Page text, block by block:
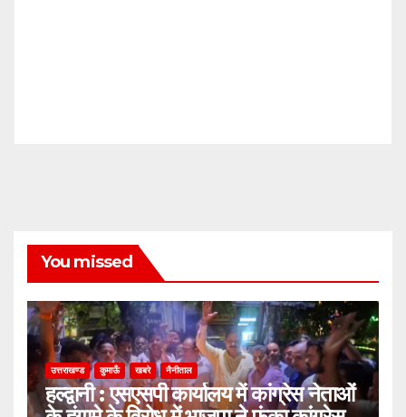
You missed
उत्तराखण्ड कुमाऊँ खबरे नैनीताल
हल्द्वानी : एसएसपी कार्यालय में कांग्रेस नेताओं